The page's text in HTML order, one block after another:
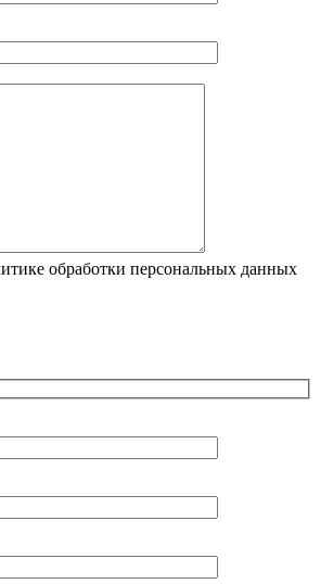
обработки персональных данных